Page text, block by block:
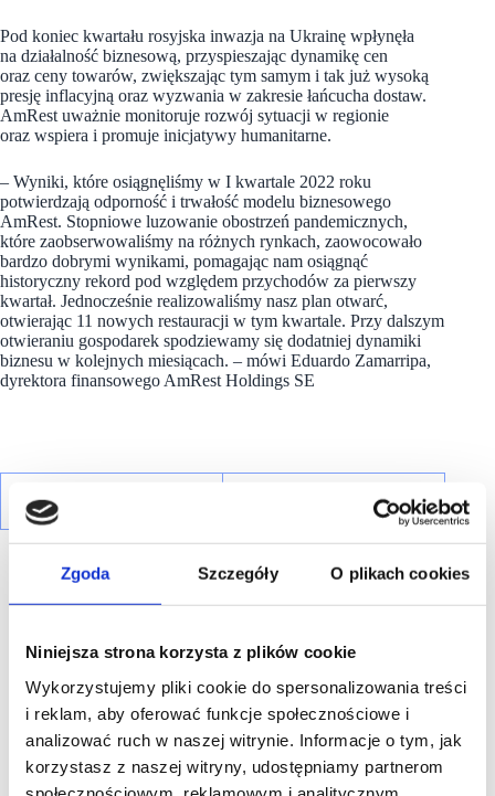
Zgoda Szczegóły O plikach cookies
Niniejsza strona korzysta z plików cookie
Wykorzystujemy pliki cookie do spersonalizowania treści
i reklam, aby oferować funkcje społecznościowe i
analizować ruch w naszej witrynie. Informacje o tym, jak
korzystasz z naszej witryny, udostępniamy partnerom
Pod koniec kwartału rosyjska inwazja na Ukrainę wpłynęła
na działalność biznesową, przyspieszając dynamikę cen
oraz ceny towarów, zwiększając tym samym i tak już wysoką
presję inflacyjną oraz wyzwania w zakresie łańcucha dostaw.
AmRest uważnie monitoruje rozwój sytuacji w regionie
oraz wspiera i promuje inicjatywy humanitarne.
– Wyniki, które osiągnęliśmy w I kwartale 2022 roku
potwierdzają odporność i trwałość modelu biznesowego
AmRest. Stopniowe luzowanie obostrzeń pandemicznych,
które zaobserwowaliśmy na różnych rynkach, zaowocowało
bardzo dobrymi wynikami, pomagając nam osiągnąć
historyczny rekord pod względem przychodów za pierwszy
kwartał. Jednocześnie realizowaliśmy nasz plan otwarć,
otwierając 11 nowych restauracji w tym kwartale. Przy dalszym
otwieraniu gospodarek spodziewamy się dodatniej dynamiki
biznesu w kolejnych miesiącach. – mówi Eduardo Zamarripa,
dyrektora finansowego AmRest Holdings SE
R E K L A M A